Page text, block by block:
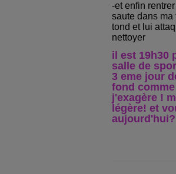
-et enfin
saute dans ma
tond et lui
nettoyer
il est 19h30
salle de
3 eme jour
fond
j'exagère !
légère! et